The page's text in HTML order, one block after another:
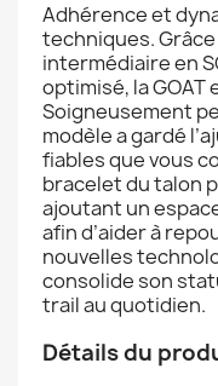
Adhérence et
techniques.
intermédiaire en
optimisé, la GOAT
Soigneusement
modèle a gardé
fiables que vous
bracelet du talon
ajoutant un
afin d’aider à
nouvelles
consolide son
trail au quotidien.
Détails du